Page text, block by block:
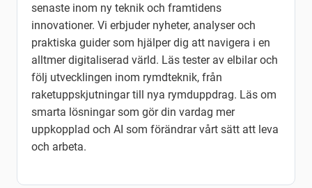
senaste inom ny teknik och framtidens
innovationer. Vi erbjuder nyheter, analyser och
praktiska guider som hjälper dig att navigera i en
alltmer digitaliserad värld. Läs tester av elbilar och
följ utvecklingen inom rymdteknik, från
raketuppskjutningar till nya rymduppdrag. Läs om
smarta lösningar som gör din vardag mer
uppkopplad och AI som förändrar vårt sätt att leva
och arbeta.